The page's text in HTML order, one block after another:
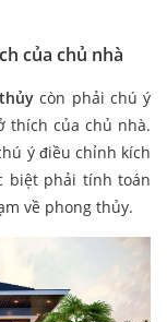
của chủ nhà
còn phải chú ý
thích của chủ nhà.
ý điều chỉnh kích
biệt phải tính toán
về phong thủy.